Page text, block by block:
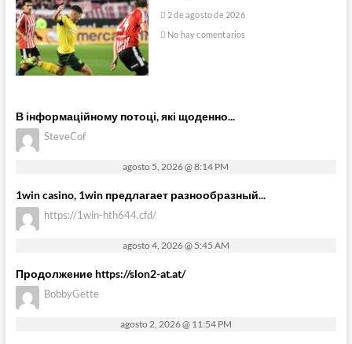
2 de agosto de 2026
No hay comentarios
В інформаційному потоці, які щоденно...
SteveCof
agosto 5, 2026 @ 8:14 PM
1win casino, 1win предлагает разнообразный...
https://1win-hth644.cfd/
agosto 4, 2026 @ 5:45 AM
Продолжение https://slon2-at.at/
BobbyGette
agosto 2, 2026 @ 11:54 PM